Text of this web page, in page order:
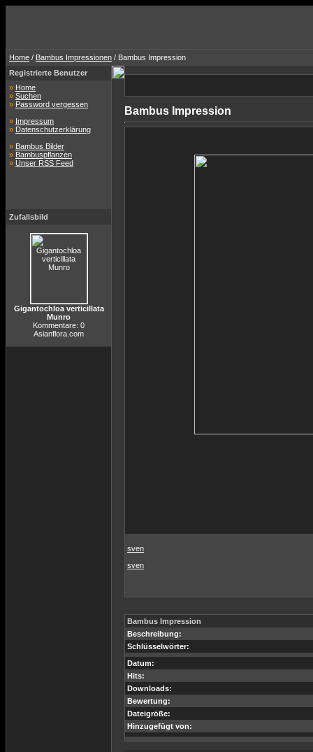
Home / Bambus Impressionen / Bambus Impression
Registrierte Benutzer
» Home
» Suchen
» Password vergessen
» Impressum
» Datenschutzerklärung
» Bambus Bilder
» Bambuspflanzen
» Unser RSS Feed
Zufallsbild
Gigantochloa verticillata
Munro
Kommentare: 0
Asianflora.com
Bambus Impression
sven
sven
Bambus Impression
Beschreibung:
Schlüsselwörter:
Datum:
Hits:
Downloads:
Bewertung:
Dateigröße:
Hinzugefügt von: